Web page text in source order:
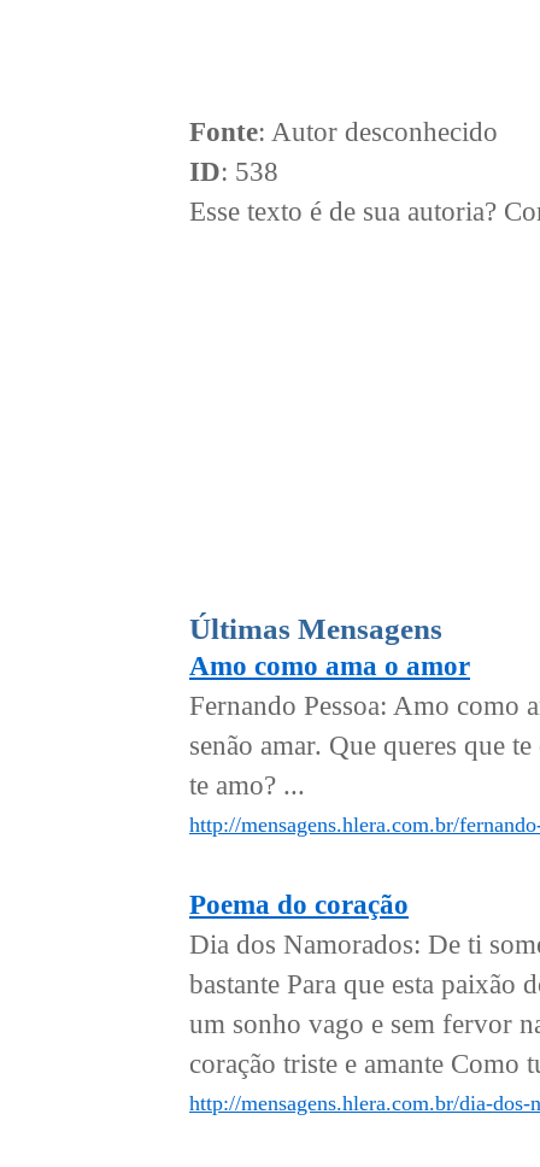
Fonte: Autor desconhecido
ID: 538
Esse texto é de sua autoria?
Últimas Mensagens
Amo como ama o amor
Fernando Pessoa: Amo como
senão amar. Que queres que
te amo? ...
http://mensagens.hlera.com.br/
Poema do coração
Dia dos Namorados: De ti
bastante Para que esta paixão
um sonho vago e sem fervor
coração triste e amante Como
http://mensagens.hlera.com.br/dia-dos-